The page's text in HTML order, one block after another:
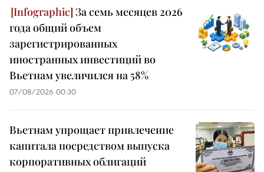
За семь месяцев 2026
года общий объем
зарегистрированных
иностранных инвестиций во
Вьетнам увеличился на 58%
07/08/2026 00:30
Вьетнам упрощает привлечение
капитала посредством выпуска
корпоративных облигаций